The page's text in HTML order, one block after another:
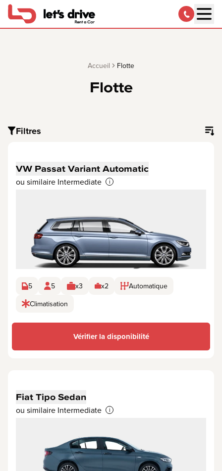
Accueil Flotte
Flotte
Filtres
VW Passat Variant Automatic
ou similaire Intermediate i
5 5 x3 x2
Automatique
Climatisation
Vérifier la disponibilité
Fiat Tipo Sedan
ou similaire Intermediate i